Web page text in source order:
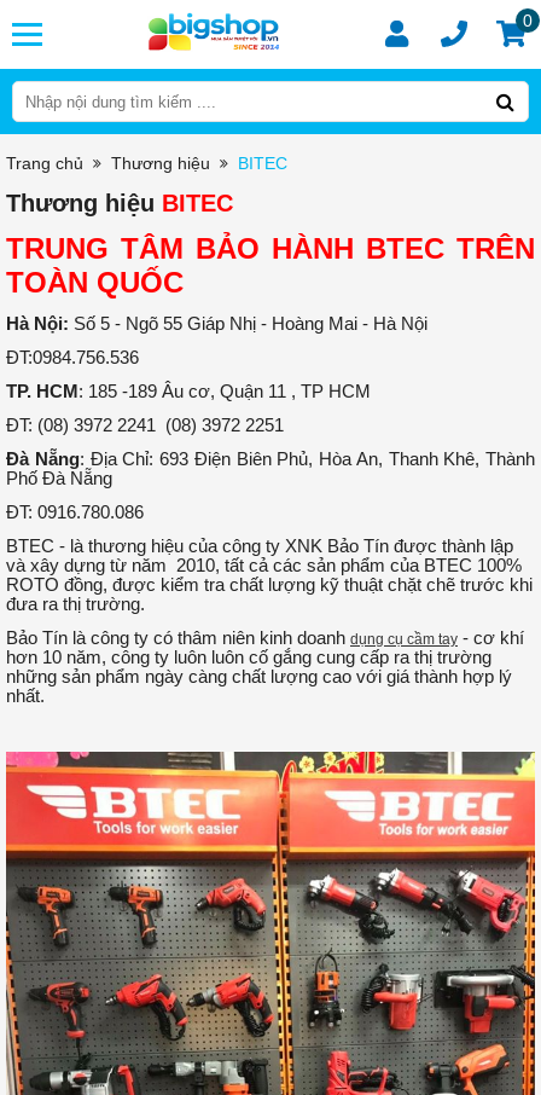
0
Trang chủ Thương hiệu BITEC
Thương hiệu BITEC
TRUNG TÂM BẢO HÀNH BTEC TRÊN
TOÀN QUỐC
Hà Nội: Số 5 - Ngõ 55 Giáp Nhị - Hoàng Mai - Hà Nội
ĐT:0984.756.536
TP. HCM : 185 -189 Âu cơ, Quận 11 , TP HCM
ĐT: (08) 3972 2241 (08) 3972 2251
Đà Nẵng: Địa Chỉ: 693 Điện Biên Phủ, Hòa An, Thanh Khê, Thành
Phố Đà Nẵng
ĐT: 0916.780.086
BTEC - là thương hiệu của công ty XNK Bảo Tín được thành lập
và xây dựng từ năm 2010, tất cả các sản phẩm của BTEC 100%
ROTO đồng, được kiểm tra chất lượng kỹ thuật chặt chẽ trước khi
đưa ra thị trường.
Bảo Tín là công ty có thâm niên kinh doanh dụng cụ cầm tay - cơ khí
hơn 10 năm, công ty luôn luôn cố gắng cung cấp ra thị trường
những sản phẩm ngày càng chất lượng cao với giá thành hợp lý
nhất.